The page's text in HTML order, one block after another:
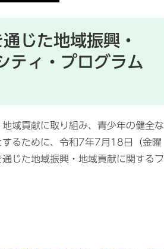
じた地域振興・
ティ・プログラム
域貢献に取り組み、青少年の健全な
るために、令和7年7月18日（金曜
じた地域振興・地域貢献に関するフ